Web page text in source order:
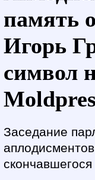
память
Игорь
символ
Заседание